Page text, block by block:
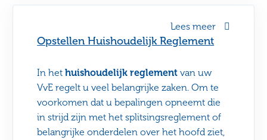
Opstellen Huishoudelijk Reglement
In hethuishoudelijk reglement van uw
VvE regelt u veel belangrijke zaken. Om te
voorkomen dat u bepalingen opneemt die
in strijd zijn met het splitsingsreglement of
belangrijke onderdelen over het hoofd ziet,
Lees meer